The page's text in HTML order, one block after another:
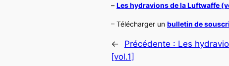
– Les hydravions de laLuftwaffe
– Télécharger un bulletin de
← Précédente : Les
[vol.1]